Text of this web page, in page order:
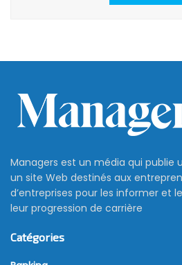
Managers est un média qui publie
un site Web destinés aux
d’entreprises pour les informer et
leur progression de carrière
Catégories